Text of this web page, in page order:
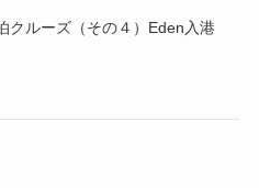
クルーズ（その４）Eden入港